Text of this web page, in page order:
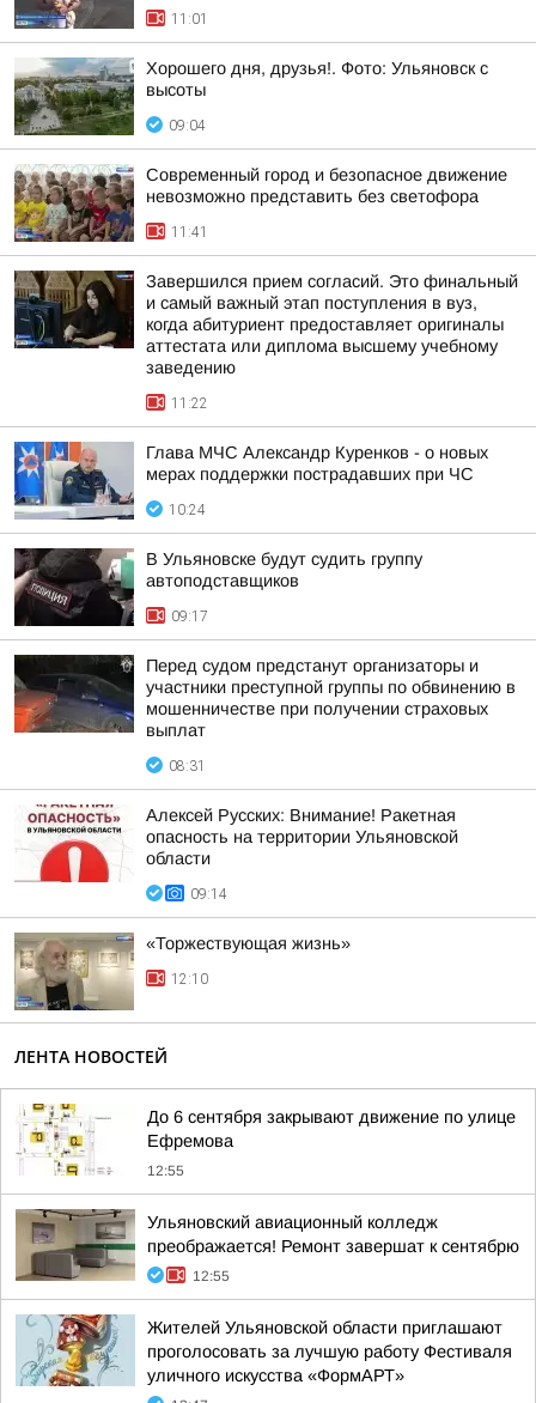
11:01
Хорошего дня, друзья!. Фото: Ульяновск с
высоты
09:04
Современный город и безопасное движение
невозможно представить без светофора
11:41
Завершился прием согласий. Это финальный
и самый важный этап поступления в вуз,
когда абитуриент предоставляет оригиналы
аттестата или диплома высшему учебному
заведению
11:22
Глава МЧС Александр Куренков - о новых
мерах поддержки пострадавших при ЧС
10:24
В Ульяновске будут судить группу
автоподставщиков
09:17
Перед судом предстанут организаторы и
участники преступной группы по обвинению в
мошенничестве при получении страховых
выплат
08:31
Алексей Русских: Внимание! Ракетная
опасность на территории Ульяновской
области
09:14
«Торжествующая жизнь»
12:10
ЛЕНТА НОВОСТЕЙ
До 6 сентября закрывают движение по улице
Ефремова
12:55
Ульяновский авиационный колледж
преображается! Ремонт завершат к сентябрю
12:55
Жителей Ульяновской области приглашают
проголосовать за лучшую работу Фестиваля
уличного искусства «ФормАРТ»